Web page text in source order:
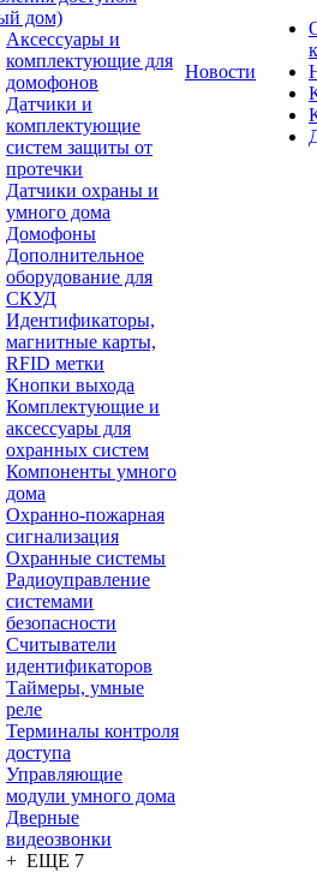
дом)
Аксессуары и
комплектующие для
домофонов
Датчики и
комплектующие
систем защиты от
протечки
Датчики охраны и
умного дома
Домофоны
Дополнительное
оборудование для
СКУД
Идентификаторы,
магнитные карты,
RFID метки
Кнопки выхода
Комплектующие и
аксессуары для
охранных систем
Компоненты умного
дома
Охранно-пожарная
сигнализация
Охранные системы
Радиоуправление
системами
безопасности
Считыватели
идентификаторов
Таймеры, умные
реле
Терминалы контроля
доступа
Управляющие
модули умного дома
Дверные
видеозвонки
+ ЕЩЕ 7
Новости